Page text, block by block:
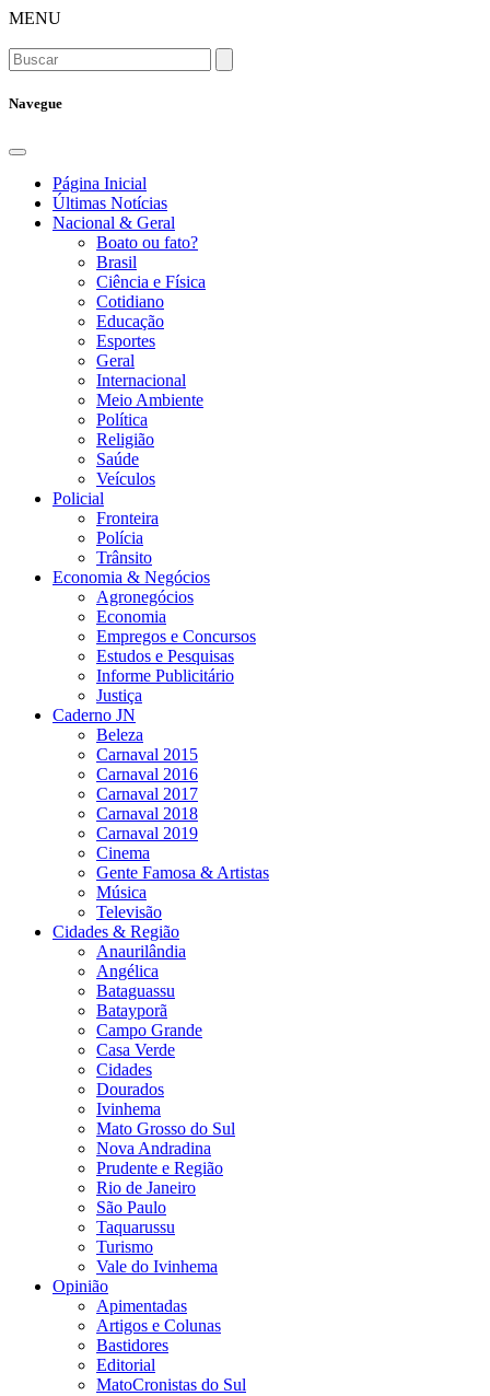
MENU
Navegue
Página Inicial
Últimas Notícias
Nacional & Geral
Boato ou fato?
Brasil
Ciência e Física
Cotidiano
Educação
Esportes
Geral
Internacional
Meio Ambiente
Política
Religião
Saúde
Veículos
Policial
Fronteira
Polícia
Trânsito
Economia & Negócios
Agronegócios
Economia
Empregos e Concursos
Estudos e Pesquisas
Informe Publicitário
Justiça
Caderno JN
Beleza
Carnaval 2015
Carnaval 2016
Carnaval 2017
Carnaval 2018
Carnaval 2019
Cinema
Gente Famosa & Artistas
Música
Televisão
Cidades & Região
Anaurilândia
Angélica
Bataguassu
Batayporã
Campo Grande
Casa Verde
Cidades
Dourados
Ivinhema
Mato Grosso do Sul
Nova Andradina
Prudente e Região
Rio de Janeiro
São Paulo
Taquarussu
Turismo
Vale do Ivinhema
Opinião
Apimentadas
Artigos e Colunas
Bastidores
Editorial
MatoCronistas do Sul